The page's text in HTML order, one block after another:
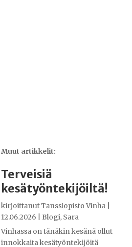
Muut artikkelit:
Terveisiä
kesätyöntekijöiltä!
kirjoittanutTanssiopisto Vinha|
12.06.2026
Blogi, Sara
Vinhassa on tänäkin kesänä ollut
innokkaita kesätyöntekijöitä